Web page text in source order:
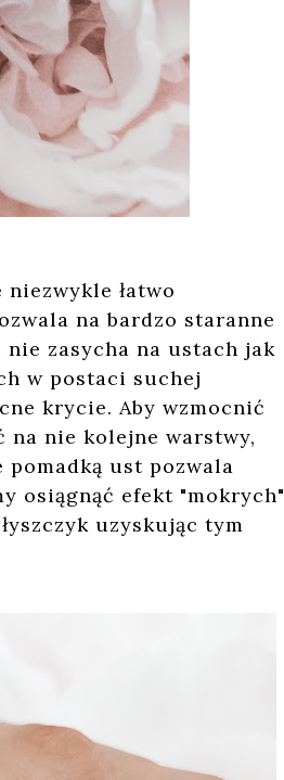
łatwo
na bardzo staranne
zasycha na ustach jak
w postaci suchej
krycie. Aby wzmocnić
na nie kolejne warstwy,
ust pozwala
osiągnąć efekt "mokrych"
uzyskując tym